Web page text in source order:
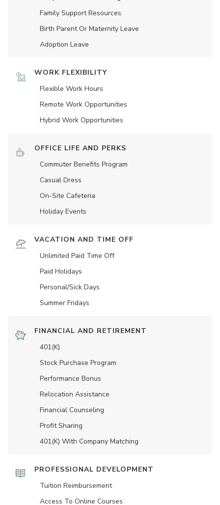
Family Support Resources
Birth Parent Or Maternity Leave
Adoption Leave
WORK FLEXIBILITY
Flexible Work Hours
Remote Work Opportunities
Hybrid Work Opportunities
OFFICE LIFE AND PERKS
Commuter Benefits Program
Casual Dress
On-Site Cafeteria
Holiday Events
VACATION AND TIME OFF
Unlimited Paid Time Off
Paid Holidays
Personal/Sick Days
Summer Fridays
FINANCIAL AND RETIREMENT
401(K)
Stock Purchase Program
Performance Bonus
Relocation Assistance
Financial Counseling
Profit Sharing
401(K) With Company Matching
PROFESSIONAL DEVELOPMENT
Tuition Reimbursement
Access To Online Courses